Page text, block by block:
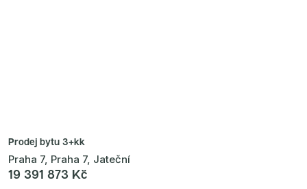
Prodej bytu 3+kk
Praha 7, Praha 7, Jateční
19 391 873 Kč